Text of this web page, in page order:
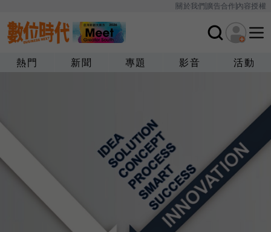
關於我們廣告合作內容授權
熱門 新聞 專題 影音 活動